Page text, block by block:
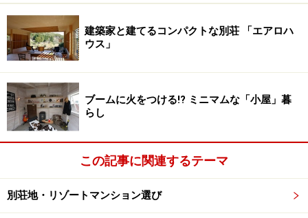
この国道1号線が有名な大磯の元勲通りです。明治17年
に今の城山公園南側に吉田茂、明治29年に原敬、明治30
年に伊藤博文、さらに山縣有朋、西園寺公望、大隈義信
など歴代の首相が次々に大磯の小さな町に別宅を構え、
「大磯で閣議が開ける」と謳われたほど。国道一号線の
南側、今は当時の建物は残っていませんが、区画が大き
く、敷地のなかの庭木も立派。国道沿いの松並木ととも
に明治時代からの別荘地であった面影をとどめていま
建築家と建てるコンパクトな別荘 「エアロハ
ウス」
ブームに火をつける!? ミニマムな「小屋」暮
らし
この記事に関連するテーマ
別荘地・リゾートマンション選び